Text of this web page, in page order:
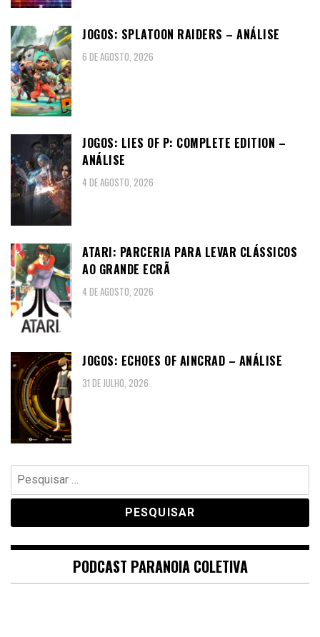
JOGOS: SPLATOON RAIDERS – ANÁLISE
6 DE AGOSTO, 2026
JOGOS: LIES OF P: COMPLETE EDITION –
ANÁLISE
4 DE AGOSTO, 2026
ATARI: PARCERIA PARA LEVAR CLÁSSICOS
AO GRANDE ECRÃ
4 DE AGOSTO, 2026
JOGOS: ECHOES OF AINCRAD – ANÁLISE
31 DE JULHO, 2026
Pesquisar
por:
PODCAST PARANOIA COLETIVA